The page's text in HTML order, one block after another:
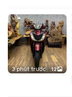
3 phút trước 12